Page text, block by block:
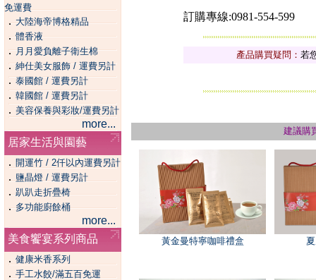
免運費
．大陸海帝博格精品
．體香液
．月月愛負離子衛生棉
．紳仕美女服飾 / 運費另計
．泰國館 / 運費另計
． 韓國館 / 運費另計
． 美容保養與彩妝/運費另計
more...
居家生活與園藝
． 開運竹 / 2仟以內運費另計
． 鹽晶燈 / 運費另計
． 趴趴走折疊椅
．多功能廚餘桶
more...
美食饗宴系列商品
． 健康米香系列
． 手工水餃/滿五百免運
訂購專線:0981-554-599
產品購買疑問： 若
建議購
黃金曼特寧咖啡禮盒